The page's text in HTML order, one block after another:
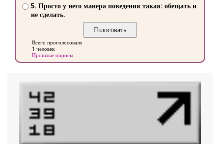
5. Просто у него манера поведения такая: обещать и
не сделать.
Всего проголосовало
1 человек
Прошлые опросы